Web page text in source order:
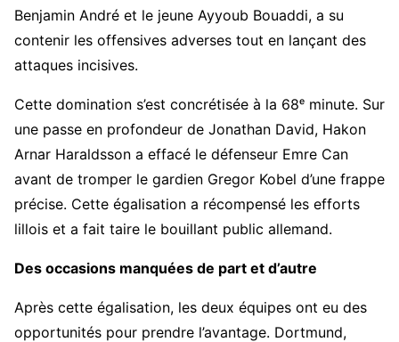
Benjamin André et le jeune Ayyoub Bouaddi, a su
contenir les offensives adverses tout en lançant des
attaques incisives.
Cette domination s’est concrétisée à la 68ᵉ minute. Sur
une passe en profondeur de Jonathan David, Hakon
Arnar Haraldsson a effacé le défenseur Emre Can
avant de tromper le gardien Gregor Kobel d’une frappe
précise. Cette égalisation a récompensé les efforts
lillois et a fait taire le bouillant public allemand.
Des occasions manquées de part et d’autre
Après cette égalisation, les deux équipes ont eu des
opportunités pour prendre l’avantage. Dortmund,